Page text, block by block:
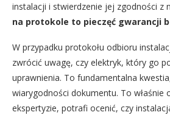
instalacji i stwierdzenie jej zgodności z
na protokole to pieczęć gwarancji
W przypadku protokołu odbioru
zwrócić uwagę, czy elektryk, który go
uprawnienia. To fundamentalna
wiarygodności dokumentu. To właśnie
ekspertyzie, potrafi ocenić, czy